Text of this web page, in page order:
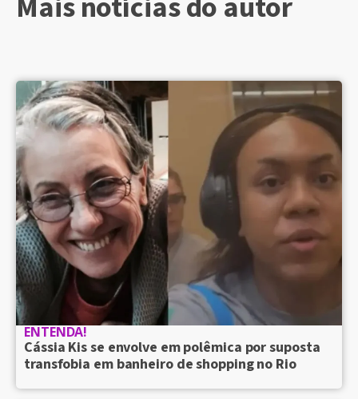
ENTENDA!
Cássia Kis se envolve em polêmica por suposta
transfobia em banheiro de shopping no Rio